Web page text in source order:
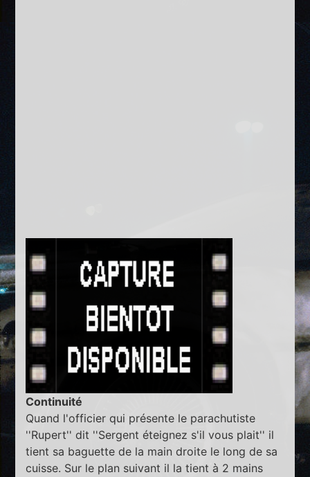
Continuité
Quand l'officier qui présente le parachutiste
''Rupert'' dit ''Sergent éteignez s'il vous plait'' il
tient sa baguette de la main droite le long de sa
cuisse. Sur le plan suivant il la tient à 2 mains